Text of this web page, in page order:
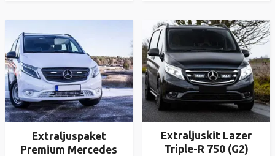
Extraljuspaket
Premium Mercedes
Extraljuskit Lazer
Triple-R 750 (G2)